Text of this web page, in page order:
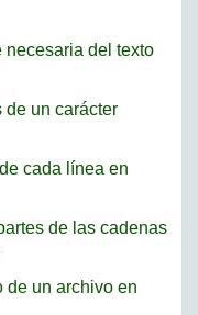
necesaria del texto
de un carácter
cada línea en
de las cadenas
de un archivo en